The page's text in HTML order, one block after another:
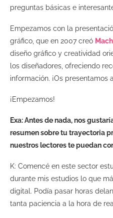
preguntas básicas e
Empezamos con la
gráfico, que en 2007 creó
diseño gráfico y creatividad
los diseñadores, ofreciendo
información. ¡Os presentamos a
¡Empezamos!
Exa: Antes de nada, nos
resumen sobre tu trayectoria
nuestros lectores te puedan
K: Comencé en este sector
durante mis estudios lo que
digital. Podía pasar horas
tanta paciencia a la hora de